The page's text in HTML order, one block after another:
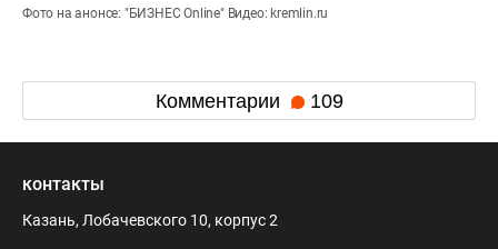
Фото на анонсе: "БИЗНЕС Online" Видео: kremlin.ru
Комментарии 109
контакты
Казань, Лобачевского 10, корпус 2